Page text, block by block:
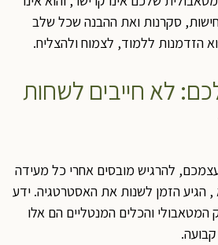
סקרנות ואת ההבנה שכל שלב
הזדמנות ללמוד, לצמוח ולהצליח.
לא חייבים לשחות
להרגיש מובסים אחרי כל מעידה
, הגיע הזמן לשנות את האסטרטגיה. ידע
המטאבולי והכלים המנטליים הם אלו